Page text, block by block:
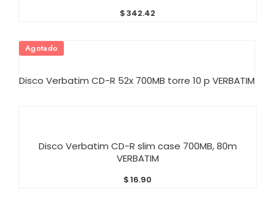
$342.42
Agotado
Disco Verbatim CD-R 52x 700MB torre 10 p VERBATIM
Disco Verbatim CD-R slim case 700MB, 80m
VERBATIM
$16.90